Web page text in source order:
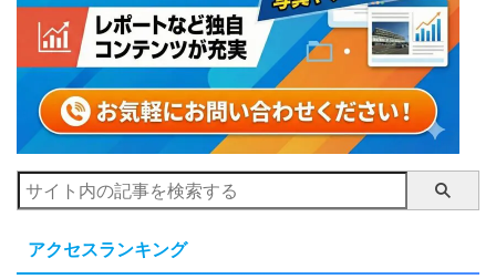
アクセスランキング